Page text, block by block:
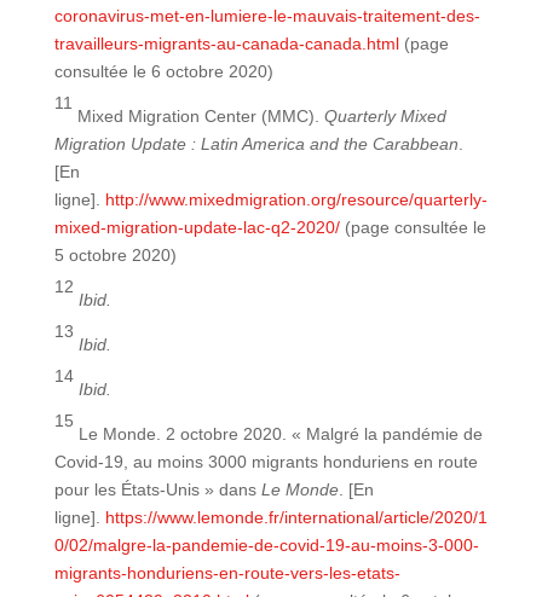
coronavirus-met-en-lumiere-le-mauvais-traitement-des-
travailleurs-migrants-au-canada-canada.html(page
consultée le 6 octobre 2020)
11
Mixed Migration Center (MMC). Quarterly Mixed
Migration Update : Latin America and the Carabbean
[En
ligne]. http://www.mixedmigration.org/resource/quarterly-
mixed-migration-update-lac-q2-2020/(page consultée le
5 octobre 2020)
12
Ibid.
13
Ibid.
14
Ibid.
15
Le Monde. 2 octobre 2020. « Malgré la pandémie de
Covid-19, au moins 3000 migrants honduriens en route
pour les États-Unis » dans Le Monde. [En
ligne]. https://www.lemonde.fr/international/article/2020/1
0/02/malgre-la-pandemie-de-covid-19-au-moins-3-000-
migrants-honduriens-en-route-vers-les-etats-